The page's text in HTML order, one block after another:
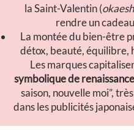
la Saint-Valentin (
rendre un
La montée du bien-être
détox, beauté, équilibre,
Les marques
symbolique de renaissance
saison, nouvelle moi”,
dans les publicités